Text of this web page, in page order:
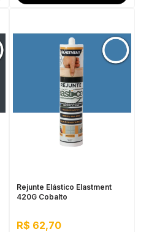
Rejunte Elástico Elastment
420G Cobalto
R$ 62,70